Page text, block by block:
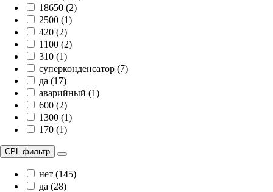
18650 (2)
2500 (1)
420 (2)
1100 (2)
310 (1)
суперконденсатор (7)
да (17)
аварийный (1)
600 (2)
1300 (1)
170 (1)
CPL фильтр
нет (145)
да (28)